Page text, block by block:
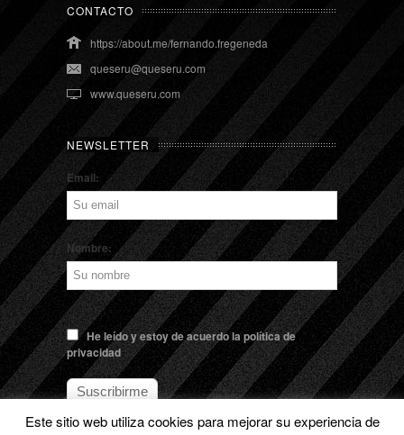
CONTACTO
https://about.me/fernando.fregeneda
queseru@queseru.com
www.queseru.com
NEWSLETTER
Email:
Nombre:
He leído y estoy de acuerdo la política de
privacidad
Este sitio web utiliza cookies para mejorar su experiencia de